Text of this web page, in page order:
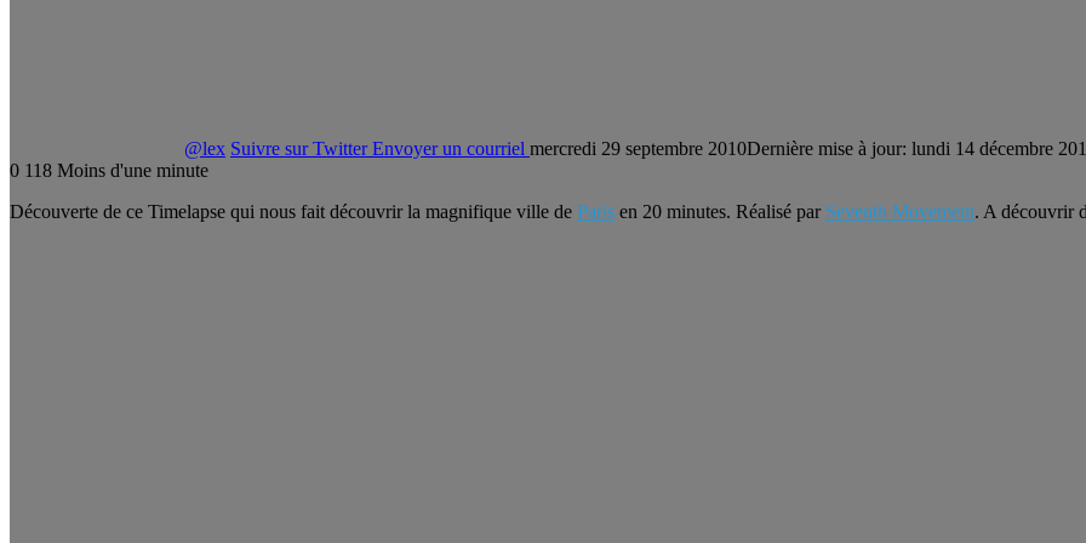
@lex Suivre sur Twitter Envoyer un courriel mercredi 29 septembre 2010Dernière mise à jour: lundi 14 décembre
0 118 Moins d'une minute
Découverte de ce Timelapse qui nous fait découvrir la magnifique ville de Paris en 20 minutes. Réalisé par Seventh Movement. A découvrir